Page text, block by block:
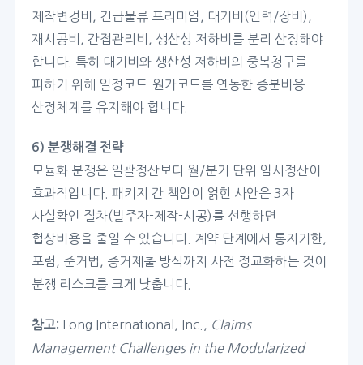
제작변경비, 긴급물류 프리미엄, 대기비(인력/장비),
재시공비, 간접관리비, 생산성 저하비를 분리 산정해야
합니다. 특히 대기비와 생산성 저하비의 중복청구를
피하기 위해 일정코드-원가코드를 연동한 증분비용
산정체계를 유지해야 합니다.
6) 분쟁해결 전략
모듈화 분쟁은 일괄정산보다 월/분기 단위 임시정산이
효과적입니다. 패키지 간 책임이 얽힌 사안은 3자
사실확인 절차(발주자-제작-시공)를 선행하면
협상비용을 줄일 수 있습니다. 계약 단계에서 통지기한,
포럼, 준거법, 증거제출 방식까지 사전 정교화하는 것이
분쟁 리스크를 크게 낮춥니다.
참고: Long International, Inc.,
Claims
Management Challenges in the Modularized